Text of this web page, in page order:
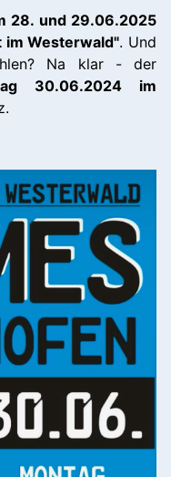
28. und 29.06.2025
im Westerwald". Und
Na klar - der
30.06.2024 im